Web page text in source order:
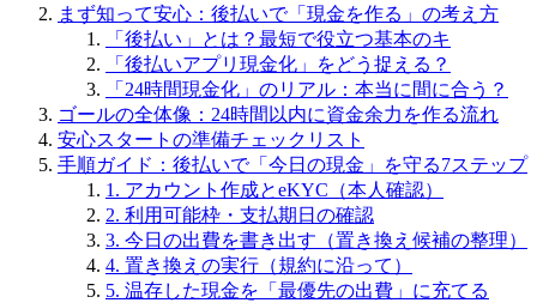
まず知って安心：後払いで「現金を作る」の考え方
「後払い」とは？最短で役立つ基本のキ
「後払いアプリ現金化」をどう捉える？
「24時間現金化」のリアル：本当に間に合う？
ゴールの全体像：24時間以内に資金余力を作る流れ
安心スタートの準備チェックリスト
手順ガイド：後払いで「今日の現金」を守る7ステップ
1. アカウント作成とeKYC（本人確認）
2. 利用可能枠・支払期日の確認
3. 今日の出費を書き出す（置き換え候補の整理）
4. 置き換えの実行（規約に沿って）
5. 温存した現金を「最優先の出費」に充てる